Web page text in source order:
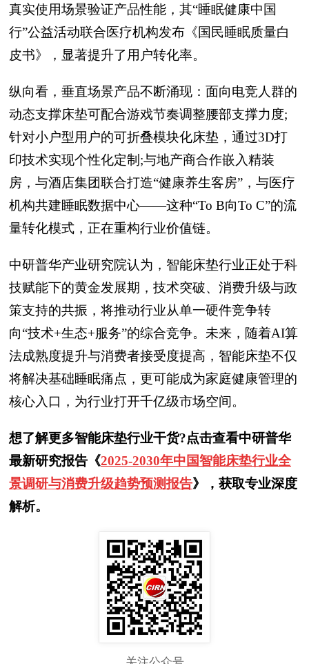
真实使用场景验证产品性能，其“睡眠健康中国
行”公益活动联合医疗机构发布《国民睡眠质量白
皮书》，显著提升了用户转化率。
纵向看，垂直场景产品不断涌现：面向电竞人群的
动态支撑床垫可配合游戏节奏调整腰部支撑力度;
针对小户型用户的可折叠模块化床垫，通过3D打
印技术实现个性化定制;与地产商合作嵌入精装
房，与酒店集团联合打造“健康养生客房”，与医疗
机构共建睡眠数据中心——这种“To B向To C”的流
量转化模式，正在重构行业价值链。
中研普华产业研究院认为，智能床垫行业正处于科
技赋能下的黄金发展期，技术突破、消费升级与政
策支持的共振，将推动行业从单一硬件竞争转
向“技术+生态+服务”的综合竞争。未来，随着AI算
法成熟度提升与消费者接受度提高，智能床垫不仅
将解决基础睡眠痛点，更可能成为家庭健康管理的
核心入口，为行业打开千亿级市场空间。
想了解更多智能床垫行业干货?点击查看中研普华
最新研究报告《2025-2030年中国智能床垫行业全
景调研与消费升级趋势预测报告》，获取专业深度
解析。